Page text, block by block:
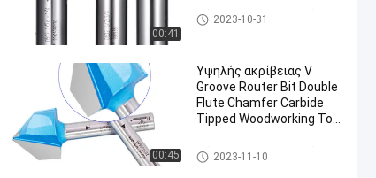
00:41
Μύτες δρομολογητή χύτευσ
ης
2023-10-31
00:45
Υψηλής ακρίβειας V
Groove Router Bit Double
Flute Chamfer Carbide
Tipped Woodworking Tool
Μύτες δρομολογητή χύτευσ
ης
2023-11-10